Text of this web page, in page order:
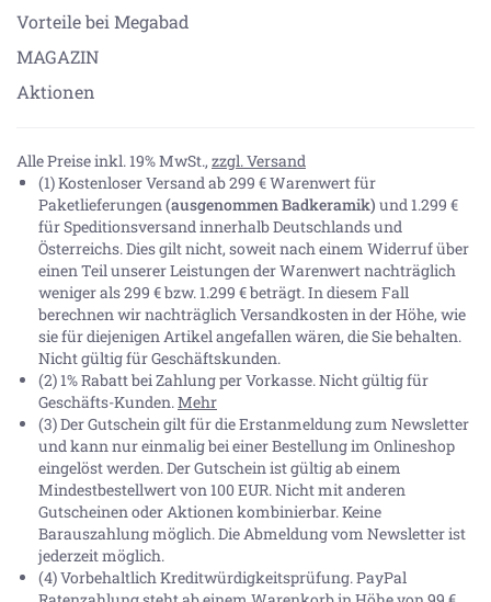
Vorteile bei Megabad
MAGAZIN
Aktionen
Alle Preise inkl. 19% MwSt., zzgl. Versand
(1) Kostenloser Versand ab 299 € Warenwert für
Paketlieferungen(ausgenommen Badkeramik) und 1.299 €
für Speditionsversand innerhalb Deutschlands und
Österreichs. Dies gilt nicht, soweit nach einem Widerruf über
einen Teil unserer Leistungen der Warenwert nachträglich
weniger als 299 € bzw. 1.299 € beträgt. In diesem Fall
berechnen wir nachträglich Versandkosten in der Höhe, wie
sie für diejenigen Artikel angefallen wären, die Sie behalten.
Nicht gültig für Geschäftskunden.
(2) 1% Rabatt bei Zahlung per Vorkasse. Nicht gültig für
Geschäfts-Kunden.Mehr
(3) Der Gutschein gilt für die Erstanmeldung zum Newsletter
und kann nur einmalig bei einer Bestellung im Onlineshop
eingelöst werden. Der Gutschein ist gültig ab einem
Mindestbestellwert von 100 EUR. Nicht mit anderen
Gutscheinen oder Aktionen kombinierbar. Keine
Barauszahlung möglich. Die Abmeldung vom Newsletter ist
jederzeit möglich.
(4) Vorbehaltlich Kreditwürdigkeitsprüfung. PayPal